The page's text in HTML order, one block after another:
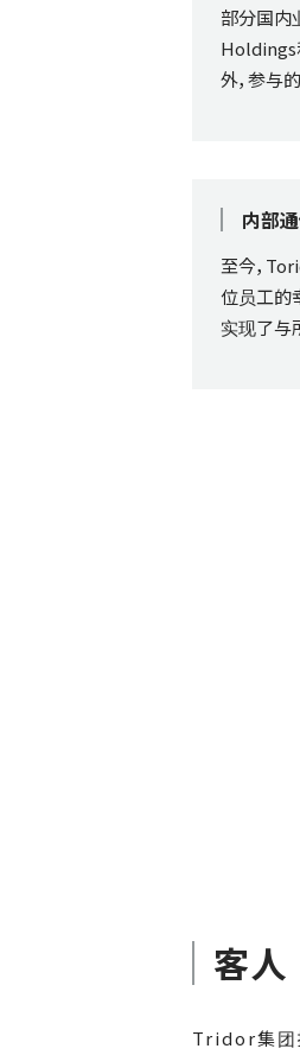
部分国内
Holdings
外，参与
内部
至今，
位员工的
实现了与
客人
Tridor集团